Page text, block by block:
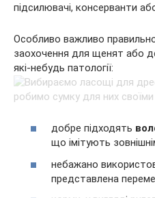
підсилювачі, консерванти
Особливо важливо
заохочення для щенят або
які-небудь патології:
добре підходять
що імітують
небажано
представлена